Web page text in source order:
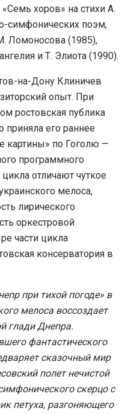
хоров» на стихи А.
симфонических поэм,
Ломоносова (1985),
и Т. Элиота (1990).
на-Дону Клиничев
опыт. При
ростовская публика
приняла его раннее
картины» по Гоголю —
программного
отличают чуткое
мелоса,
лирического
оркестровой
части цикла
консерватория в
при тихой погоде» в
мелоса воссоздает
глади Днепра.
фантастического
сказочный мир
полет нечистой
скерцо с
петуха, разгоняющего